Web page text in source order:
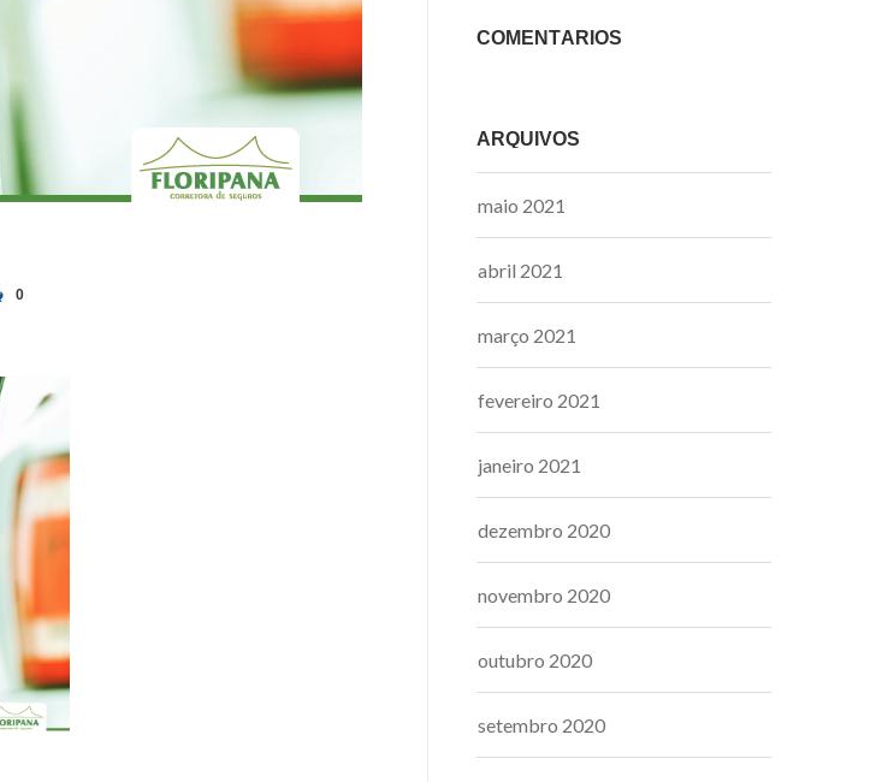
0
COMENTÁRIOS
ARQUIVOS
maio 2021
abril 2021
março 2021
fevereiro 2021
janeiro 2021
dezembro 2020
novembro 2020
outubro 2020
setembro 2020